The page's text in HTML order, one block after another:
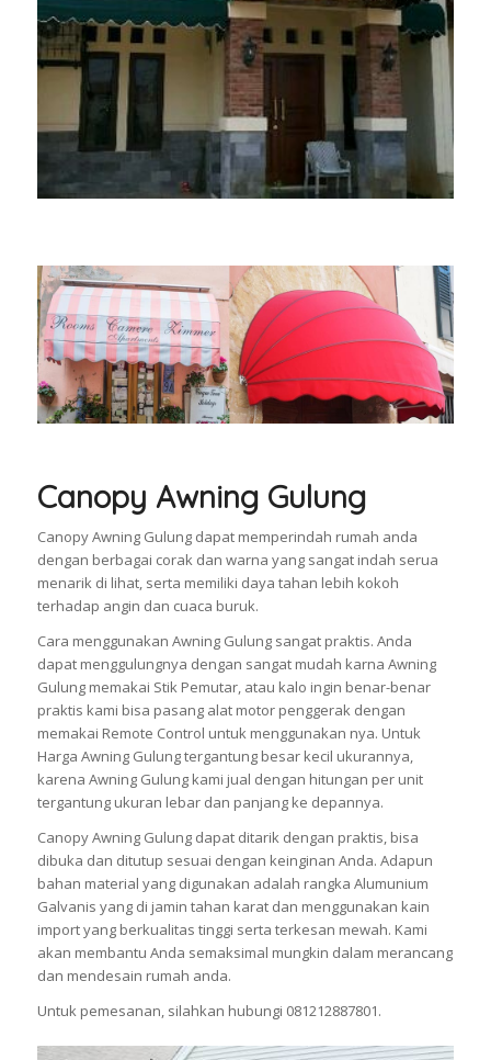
Canopy Awning Gulung
Canopy Awning Gulung dapat memperindah rumah anda
dengan berbagai corak dan warna yang sangat indah serua
menarik di lihat, serta memiliki daya tahan lebih kokoh
terhadap angin dan cuaca buruk.
Cara menggunakan Awning Gulung sangat praktis. Anda
dapat menggulungnya dengan sangat mudah karna Awning
Gulung memakai Stik Pemutar, atau kalo ingin benar-benar
praktis kami bisa pasang alat motor penggerak dengan
memakai Remote Control untuk menggunakan nya. Untuk
Harga Awning Gulung tergantung besar kecil ukurannya,
karena Awning Gulung kami jual dengan hitungan per unit
tergantung ukuran lebar dan panjang ke depannya.
Canopy Awning Gulung dapat ditarik dengan praktis, bisa
dibuka dan ditutup sesuai dengan keinginan Anda. Adapun
bahan material yang digunakan adalah rangka Alumunium
Galvanis yang di jamin tahan karat dan menggunakan kain
import yang berkualitas tinggi serta terkesan mewah. Kami
akan membantu Anda semaksimal mungkin dalam merancang
dan mendesain rumah anda.
Untuk pemesanan, silahkan hubungi 081212887801.